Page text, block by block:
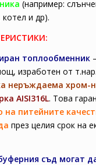
(например:
и др).
топлообменник
изработен от т.нар.
неръждаема хром-
АISI316L. Това
на питейните
през целия срок на
съд могат